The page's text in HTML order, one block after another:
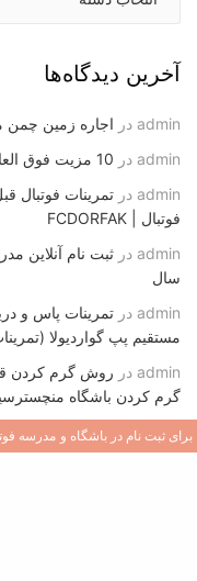
آخرین دیدگاه‌ها
admin در اجاره زمین
admin در 10 مزیت فوق العاده ورزش کردن | درفک البرز
admin در تمرینات فوتبال
فوتبال | FCDORFAK
admin در
سال
admin در تمرینات پاس و
مستقیم پپ گواردیولا
admin در روش گرم کردن
گرم کردن باشگاه
برای ثبت نام در باشگاه و مدرسه فوتبال